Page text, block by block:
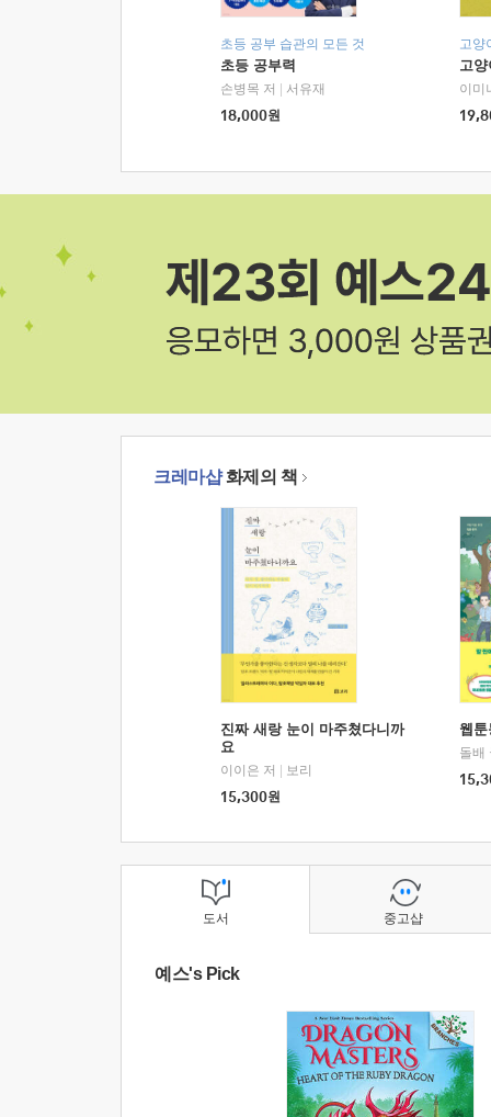
초등 공부 습관의 모든 것
초등 공부력
손병목 저
서유재
18,000원
고양
고
이미
크레마샵화제의 책
진짜 새랑 눈이 마주쳤다니까
요
이이은 저
보리
15,300원
웹
돌배
도서
예스's Pick
중고샵